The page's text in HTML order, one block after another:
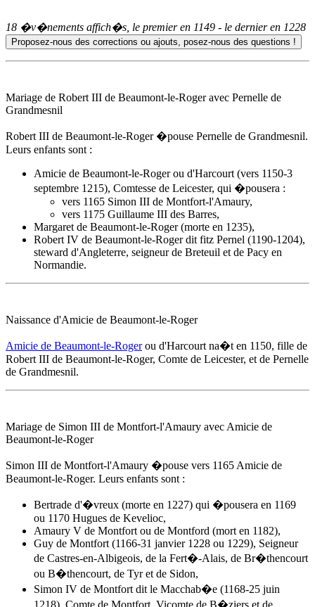
18 �v�nements affich�s, le premier en 1149 - le dernier en 1228
Mariage de Robert III de Beaumont-le-Roger avec Pernelle de
Grandmesnil
Robert III de Beaumont-le-Roger �pouse Pernelle de Grandmesnil.
Leurs enfants sont :
Amicie de Beaumont-le-Rogerou d'Harcourt (vers 1150-3
septembre 1215), Comtesse de Leicester, qui �pousera :
vers 1165 Simon III de Montfort-l'Amaury,
vers 1175 Guillaume III des Barres,
Margaret de Beaumont-le-Roger (morte en 1235),
Robert IV de Beaumont-le-Roger dit fitz Pernel (1190-1204),
steward d'Angleterre, seigneur de Breteuil et de Pacy en
Normandie.
Naissance d'Amicie de Beaumont-le-Roger
Amicie de Beaumont-le-Rogerou d'Harcourt na�t en 1150, fille de
Robert III de Beaumont-le-Roger, Comte de Leicester, et de Pernelle
de Grandmesnil.
Mariage de Simon III de Montfort-l'Amaury avec Amicie de
Beaumont-le-Roger
Simon III de Montfort-l'Amaury �pouse vers 1165 Amicie de
Beaumont-le-Roger. Leurs enfants sont :
Bertrade d'�vreux (morte en 1227) qui �pousera en 1169
ou 1170 Hugues de Kevelioc,
Amaury V de Montfort ou de Montford (mort en 1182),
Guy de Montfort (1166-31 janvier 1228 ou 1229), Seigneur
de Castres-en-Albigeois, de la Fert�-Alais, de Br�thencourt
ou B�thencourt, de Tyr et de Sidon,
Simon IV de Montfort dit le Macchab�e (1168-25 juin
1218), Comte de Montfort, Vicomte de B�ziers et de